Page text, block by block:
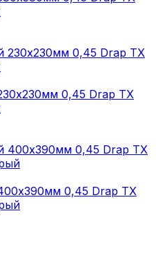
0,45 Drap ТХ
0,45 Drap ТХ